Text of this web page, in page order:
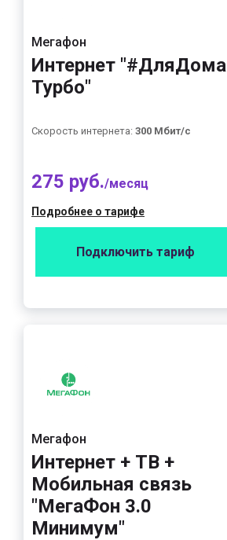
Мегафон
Интернет "#ДляДома
Турбо"
Скорость интернета: 300 Мбит/с
275 руб./месяц
Подробнее о тарифе
Подключить тариф
Мегафон
Интернет + ТВ +
Мобильная связь
"МегаФон 3.0
Минимум"